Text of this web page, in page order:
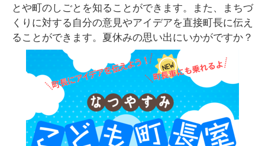
とや町のしごとを知ることができます。また、まちづ
くりに対する自分の意見やアイデアを直接町長に伝え
ることができます。夏休みの思い出にいかがですか？